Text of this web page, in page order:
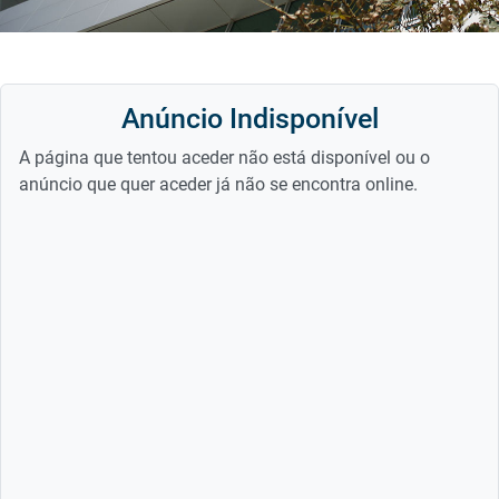
Anúncio Indisponível
A página que tentou aceder não está disponível ou o
anúncio que quer aceder já não se encontra online.